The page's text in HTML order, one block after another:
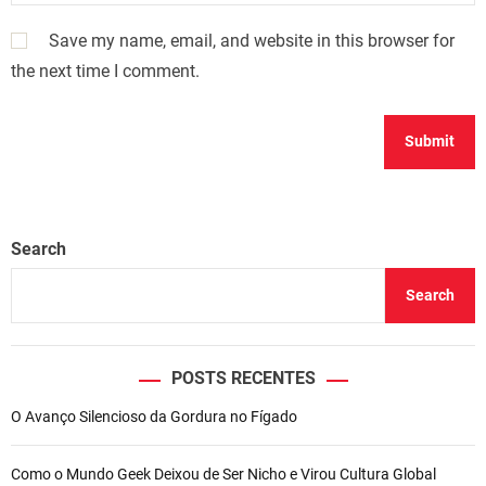
Save my name, email, and website in this browser for
the next time I comment.
Search
Search
POSTS RECENTES
O Avanço Silencioso da Gordura no Fígado
Como o Mundo Geek Deixou de Ser Nicho e Virou Cultura Global